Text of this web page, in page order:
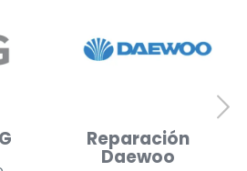
Reparación
Challenger